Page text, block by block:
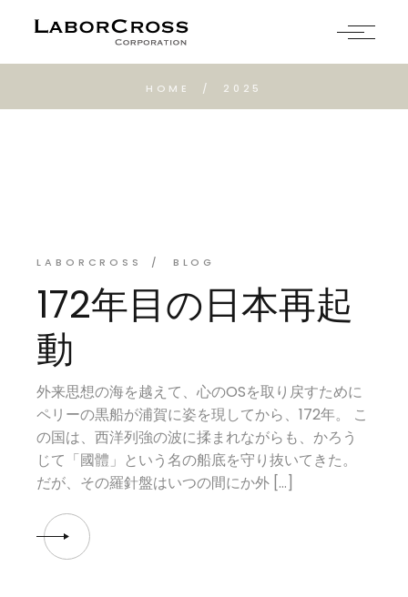
HOME 2025
LABORCROSS BLOG
172年目の日本再起
動
外来思想の海を越えて、心のOSを取り戻すために
ペリーの黒船が浦賀に姿を現してから、172年。 こ
の国は、西洋列強の波に揉まれながらも、かろう
じて「國體」という名の船底を守り抜いてきた。
だが、その羅針盤はいつの間にか外 […]